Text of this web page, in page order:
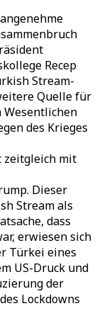
Recep
Stream-
Quelle für
Wesentlichen
des Krieges
zeitgleich mit
Dieser
Stream als
dass
erwiesen sich
Türkei eines
US-Druck und
der
Lockdowns